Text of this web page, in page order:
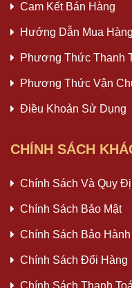
Cam Kết Bán Hàng
Hướng Dẫn Mua Hàng
Phương Thức Thanh
Phương Thức Vận
Điều Khoản Sử Dụng
CHÍNH SÁCH
Chính Sách Và Quy
Chính Sách Bảo Mật
Chính Sách Bảo Hành
Chính Sách Đổi Hàng
Chính Sách Thanh